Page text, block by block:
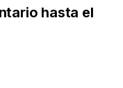
hasta el